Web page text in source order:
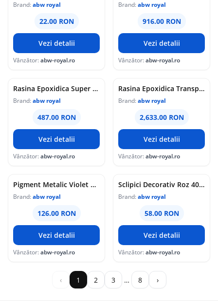
Brand:abw royal
22.00 RON
Vezi detalii
Vânzător:abw-royal.ro
Brand:abw royal
916.00 RON
Vezi detalii
Vânzător:abw-royal.ro
Rasina Epoxidica Super Cast 10 Transparenta 3Kg
Brand:abw royal
487.00 RON
Vezi detalii
Vânzător:abw-royal.ro
Rasina Epoxidica Transparenta Pardoseli 30Kg
Brand:abw royal
2,633.00 RON
Vezi detalii
Vânzător:abw-royal.ro
Pigment Metalic Violet Magic Lilac 200Gr.
Brand:abw royal
126.00 RON
Vezi detalii
Vânzător:abw-royal.ro
Sclipici Decorativ Roz 400gr.
Brand:abw royal
58.00 RON
Vezi detalii
Vânzător:abw-royal.ro
‹ 1 2 3 … 8 ›